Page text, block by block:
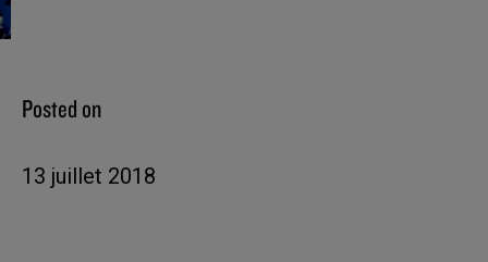
Posted on
13 juillet 2018